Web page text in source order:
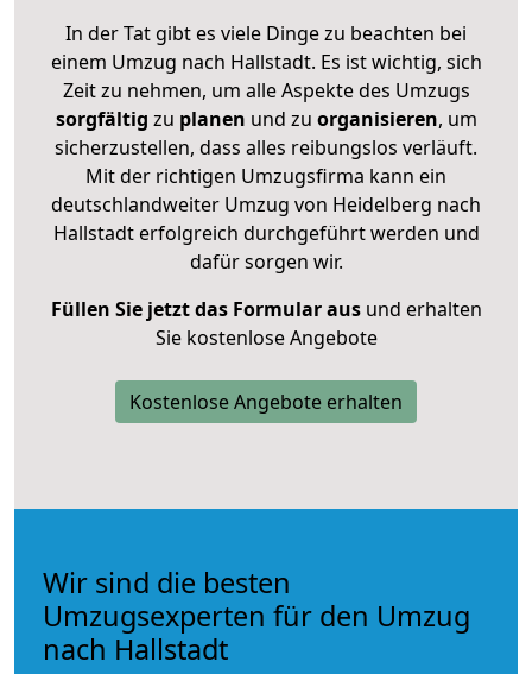
In der Tat gibt es viele Dinge zu beachten bei
einem Umzug nach Hallstadt. Es ist wichtig, sich
Zeit zu nehmen, um alle Aspekte des Umzugs
sorgfältig zu planen und zu organisieren, um
sicherzustellen, dass alles reibungslos verläuft.
Mit der richtigen Umzugsfirma kann ein
deutschlandweiter Umzug von Heidelberg nach
Hallstadt erfolgreich durchgeführt werden und
dafür sorgen wir.
Füllen Sie jetzt das Formular ausund erhalten
Sie kostenlose Angebote
Kostenlose Angebote erhalten
Wir sind die besten
Umzugsexperten für den Umzug
nach Hallstadt